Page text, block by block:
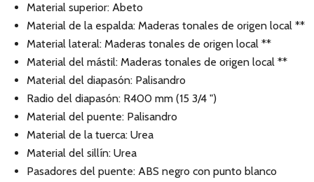
Material superior: Abeto
Material de la espalda: Maderas tonales de origen local **
Material lateral: Maderas tonales de origen local **
Material del mástil: Maderas tonales de origen local **
Material del diapasón: Palisandro
Radio del diapasón: R400 mm (15 3/4 ")
Material del puente: Palisandro
Material de la tuerca: Urea
Material del sillín: Urea
Pasadores del puente: ABS negro con punto blanco